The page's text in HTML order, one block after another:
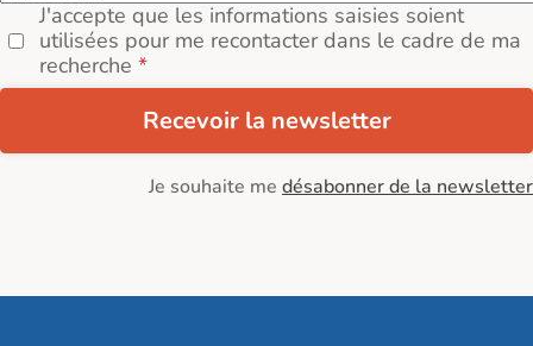
J'accepte que les informations saisies soient
utilisées pour me recontacter dans le cadre de ma
recherche
Recevoir la newsletter
Je souhaite me désabonner de la newsletter